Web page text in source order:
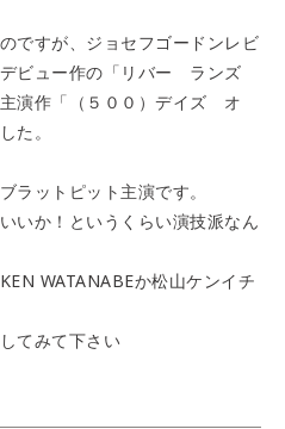
ですが、ジョセフゴードンレビ
デビュー作の「リバー ランズ
演作「（５００）デイズ オ
た。
ラットピット主演です。
いか！というくらい演技派なん
WATANABEか松山ケンイチ
てみて下さい